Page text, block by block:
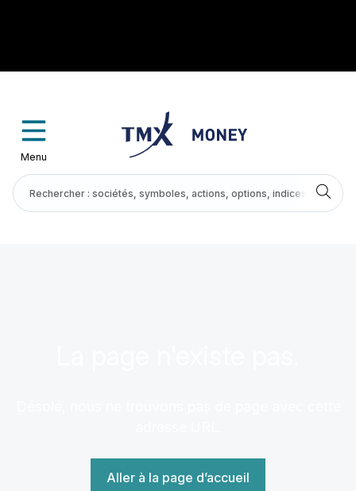
Menu
Aller à la page d’accueil